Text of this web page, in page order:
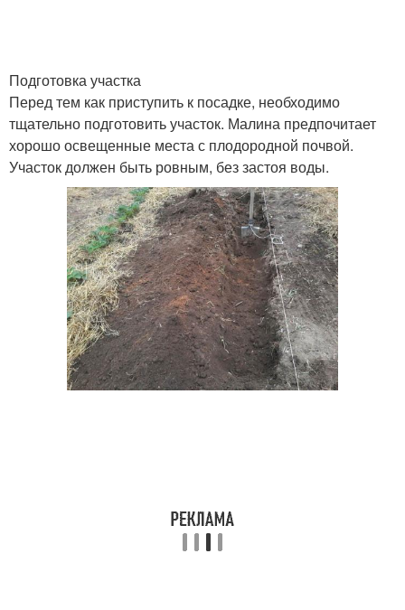
Подготовка участка
Перед тем как приступить к посадке, необходимо
тщательно подготовить участок. Малина предпочитает
хорошо освещенные места с плодородной почвой.
Участок должен быть ровным, без застоя воды.